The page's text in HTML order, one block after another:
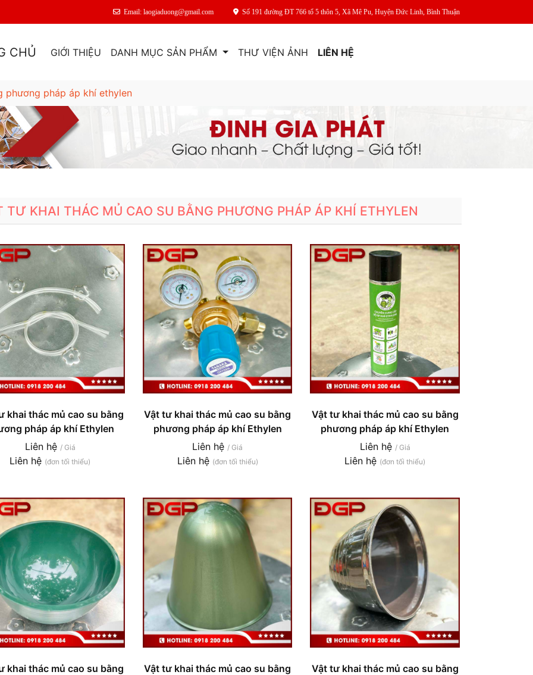
Email: laogiaduong@gmail.com Số 191 đường ĐT 766 tổ 5 thôn 5, Xã Mê Pu, Huyện Đức Linh, Bình Thuận
CHỦ GIỚI THIỆU DANH MỤC SẢN PHẨM THƯ VIỆN ẢNH LIÊN HỆ
phương pháp áp khí ethylen
TƯ KHAI THÁC MỦ CAO SU BẰNG PHƯƠNG PHÁP ÁP KHÍ ETHYLEN
khai thác mủ cao su bằng
pháp áp khí Ethylen
Liên hệ / Giá
Liên hệ (đơn tối thiểu)
Vật tư khai thác mủ cao su bằng
phương pháp áp khí Ethylen
Liên hệ/ Giá
Liên hệ (đơn tối thiểu)
Vật tư khai thác mủ cao su bằng
phương pháp áp khí Ethylen
Liên hệ / Giá
Liên hệ (đơn tối thiểu)
khai thác mủ cao su bằng
Vật tư khai thác mủ cao su bằng
Vật tư khai thác mủ cao su bằng